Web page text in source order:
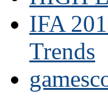
IFA
Trends